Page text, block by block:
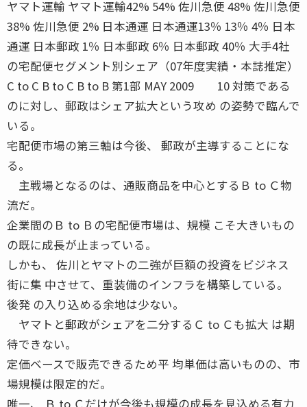
ヤマト運輸 ヤマト運輸42% 54% 佐川急便 48% 佐川急便
38% 佐川急便 2% 日本通運 日本通運13％ 13％ 4％ 日本
通運 日本郵政 1％ 日本郵政 6％ 日本郵政 40％ 大手4社
の宅配便セグメント別シェア（07年度実績・本誌推定）
C to C B to C B to B 第1部 MAY 2009 10 対策である
のに対し、郵政はシェア拡大という攻め の姿勢で臨んで
いる。
宅配便市場の第三軸は今後、 郵政が主導することにな
る。
主戦場となるのは、通販商品を中心とするＢ to Ｃ物
流だ。
企業間のＢ to Ｂの宅配便市場は、規模 こそ大きいもの
の既に成長が止まっている。
しかも、 佐川とヤマトの二強が巨額の投資をビジネス
街に集 中させて、重装備のインフラを構築している。
後発 の入り込める余地は少ない。
ヤマトと郵政がシェアを二分するＣ to Ｃも拡大 は期
待できない。
定価ベースで販売できるため平 均単価は高いものの、市
場規模は限定的だ。
唯一、 Ｂ to Ｃだけが今後も規模の成長を見込める有力